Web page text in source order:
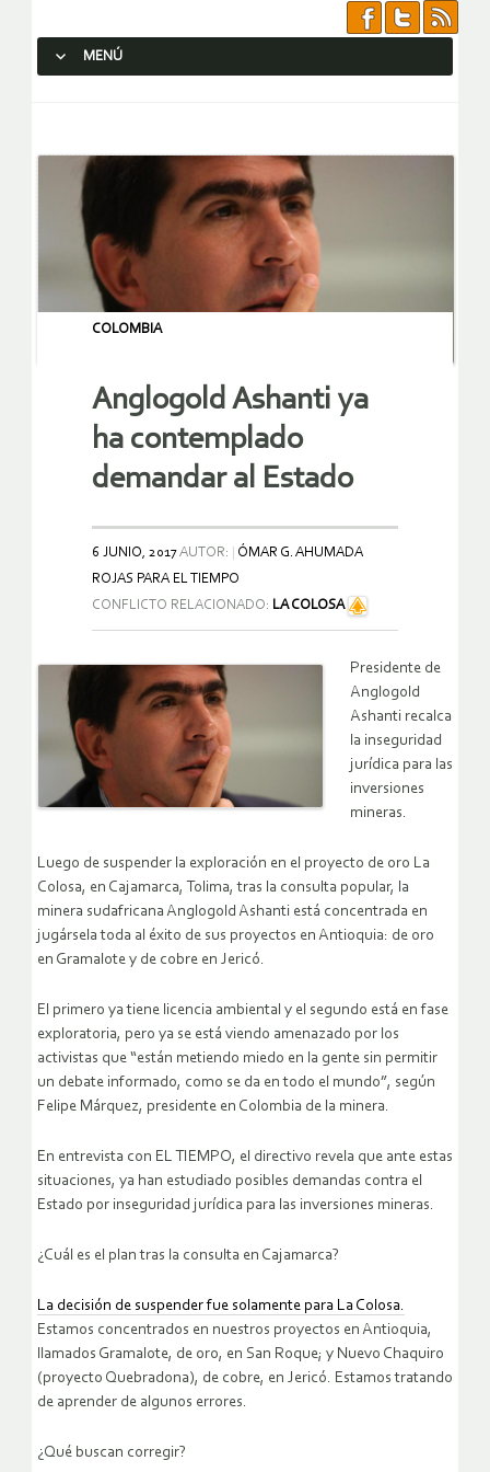
MENÚ
COLOMBIA
Anglogold Ashanti ya
ha contemplado
demandar al Estado
6 JUNIO, 2017AUTOR:
ÓMAR G. AHUMADA
ROJAS PARA EL TIEMPO
CONFLICTO RELACIONADO: LA COLOSA
Presidente de
Anglogold
Ashanti recalca
la inseguridad
jurídica para las
inversiones
mineras.
Luego de suspender la exploración en el proyecto de oro La
Colosa, en Cajamarca, Tolima, tras la consulta popular, la
minera sudafricana Anglogold Ashanti está concentrada en
jugársela toda al éxito de sus proyectos en Antioquia: de oro
en Gramalote y de cobre en Jericó.
El primero ya tiene licencia ambiental y el segundo está en fase
exploratoria, pero ya se está viendo amenazado por los
activistas que “están metiendo miedo en la gente sin permitir
un debate informado, como se da en todo el mundo”, según
Felipe Márquez, presidente en Colombia de la minera.
En entrevista con EL TIEMPO, el directivo revela que ante estas
situaciones, ya han estudiado posibles demandas contra el
Estado por inseguridad jurídica para las inversiones mineras.
¿Cuál es el plan tras la consulta en Cajamarca?
La decisión de suspender fue solamente para La Colosa.
Estamos concentrados en nuestros proyectos en Antioquia,
llamados Gramalote, de oro, en San Roque; y Nuevo Chaquiro
(proyecto Quebradona), de cobre, en Jericó. Estamos tratando
de aprender de algunos errores.
¿Qué buscan corregir?